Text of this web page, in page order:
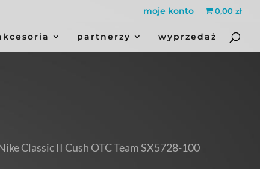
moje konto 0,00 zł
partnerzy wyprzedaż
Classic II Cush OTC Team SX5728-100